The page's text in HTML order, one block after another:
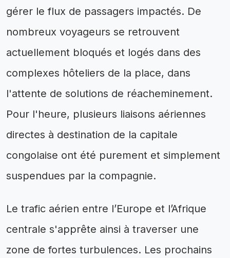
gérer le flux de passagers impactés. De
nombreux voyageurs se retrouvent
actuellement bloqués et logés dans des
complexes hôteliers de la place, dans
l'attente de solutions de réacheminement.
Pour l'heure, plusieurs liaisons aériennes
directes à destination de la capitale
congolaise ont été purement et simplement
suspendues par la compagnie.
Le trafic aérien entre l’Europe et l’Afrique
centrale s'apprête ainsi à traverser une
zone de fortes turbulences. Les prochains